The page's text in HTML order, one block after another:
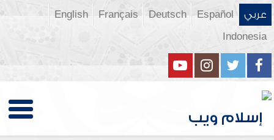
عربي Español
Deutsch
Français
English
Indonesia